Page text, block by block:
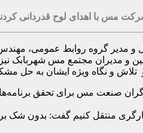
مس با اهدای لوح قدردانی
و مدیر گروه روابط عمومی،
مدیران مجتمع مس شهربابک
و نگاه ویژه ایشان به حل
صنعت مس برای تحقق
منتقل کنیم گفت: بدون شک